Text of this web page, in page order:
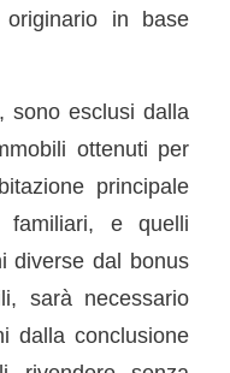
originario in base
sono esclusi dalla
ottenuti per
principale
e quelli
diverse dal bonus
sarà necessario
dalla conclusione